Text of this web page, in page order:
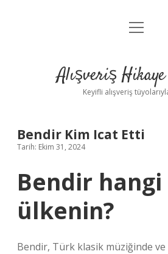
Anasayfa
Yasal Uyarı
menüyü
Alışveriş
Keyifli alışveriş
Bendir Kim Icat Etti
Tarih: Ekim 31, 2024
Bendir hangi
ülkenin?
Bendir, Türk klasik müziğinde